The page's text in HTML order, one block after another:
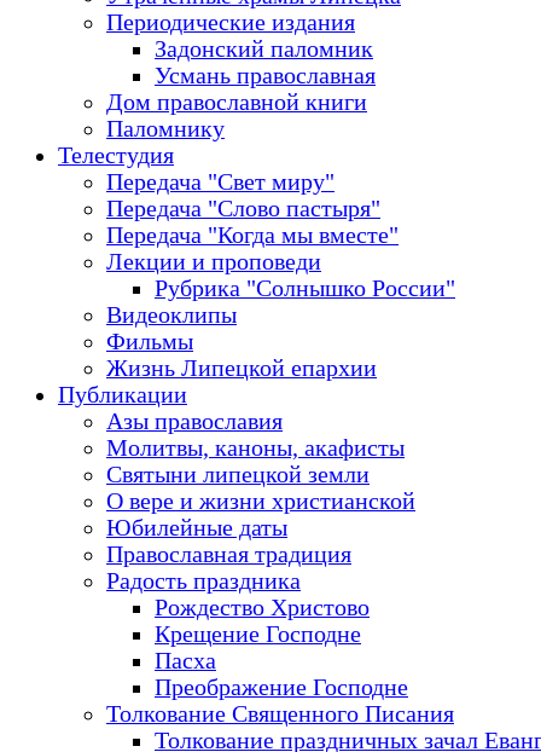
Периодические издания
Задонский паломник
Усмань православная
Дом православной книги
Паломнику
Телестудия
Передача "Свет миру"
Передача "Слово пастыря"
Передача "Когда мы вместе"
Лекции и проповеди
Рубрика "Солнышко России"
Видеоклипы
Фильмы
Жизнь Липецкой епархии
Публикации
Азы православия
Молитвы, каноны, акафисты
Святыни липецкой земли
О вере и жизни христианской
Юбилейные даты
Православная традиция
Радость праздника
Рождество Христово
Крещение Господне
Пасха
Преображение Господне
Толкование Священного Писания
Толкование праздничных зачал